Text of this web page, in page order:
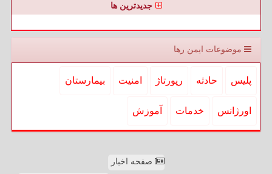
جدیدترین ها
موضوعات ایمن رها
پلیس حادثه رپورتاژ امنیت بیمارستان
اورژانس خدمات آموزش
صفحه اخبار